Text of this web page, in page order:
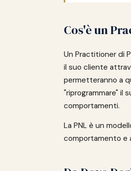
Cos'è un
Un Practitioner di
il suo cliente
permetteranno a
"riprogrammare" il
comportamenti.
La PNL è un
comportamento e